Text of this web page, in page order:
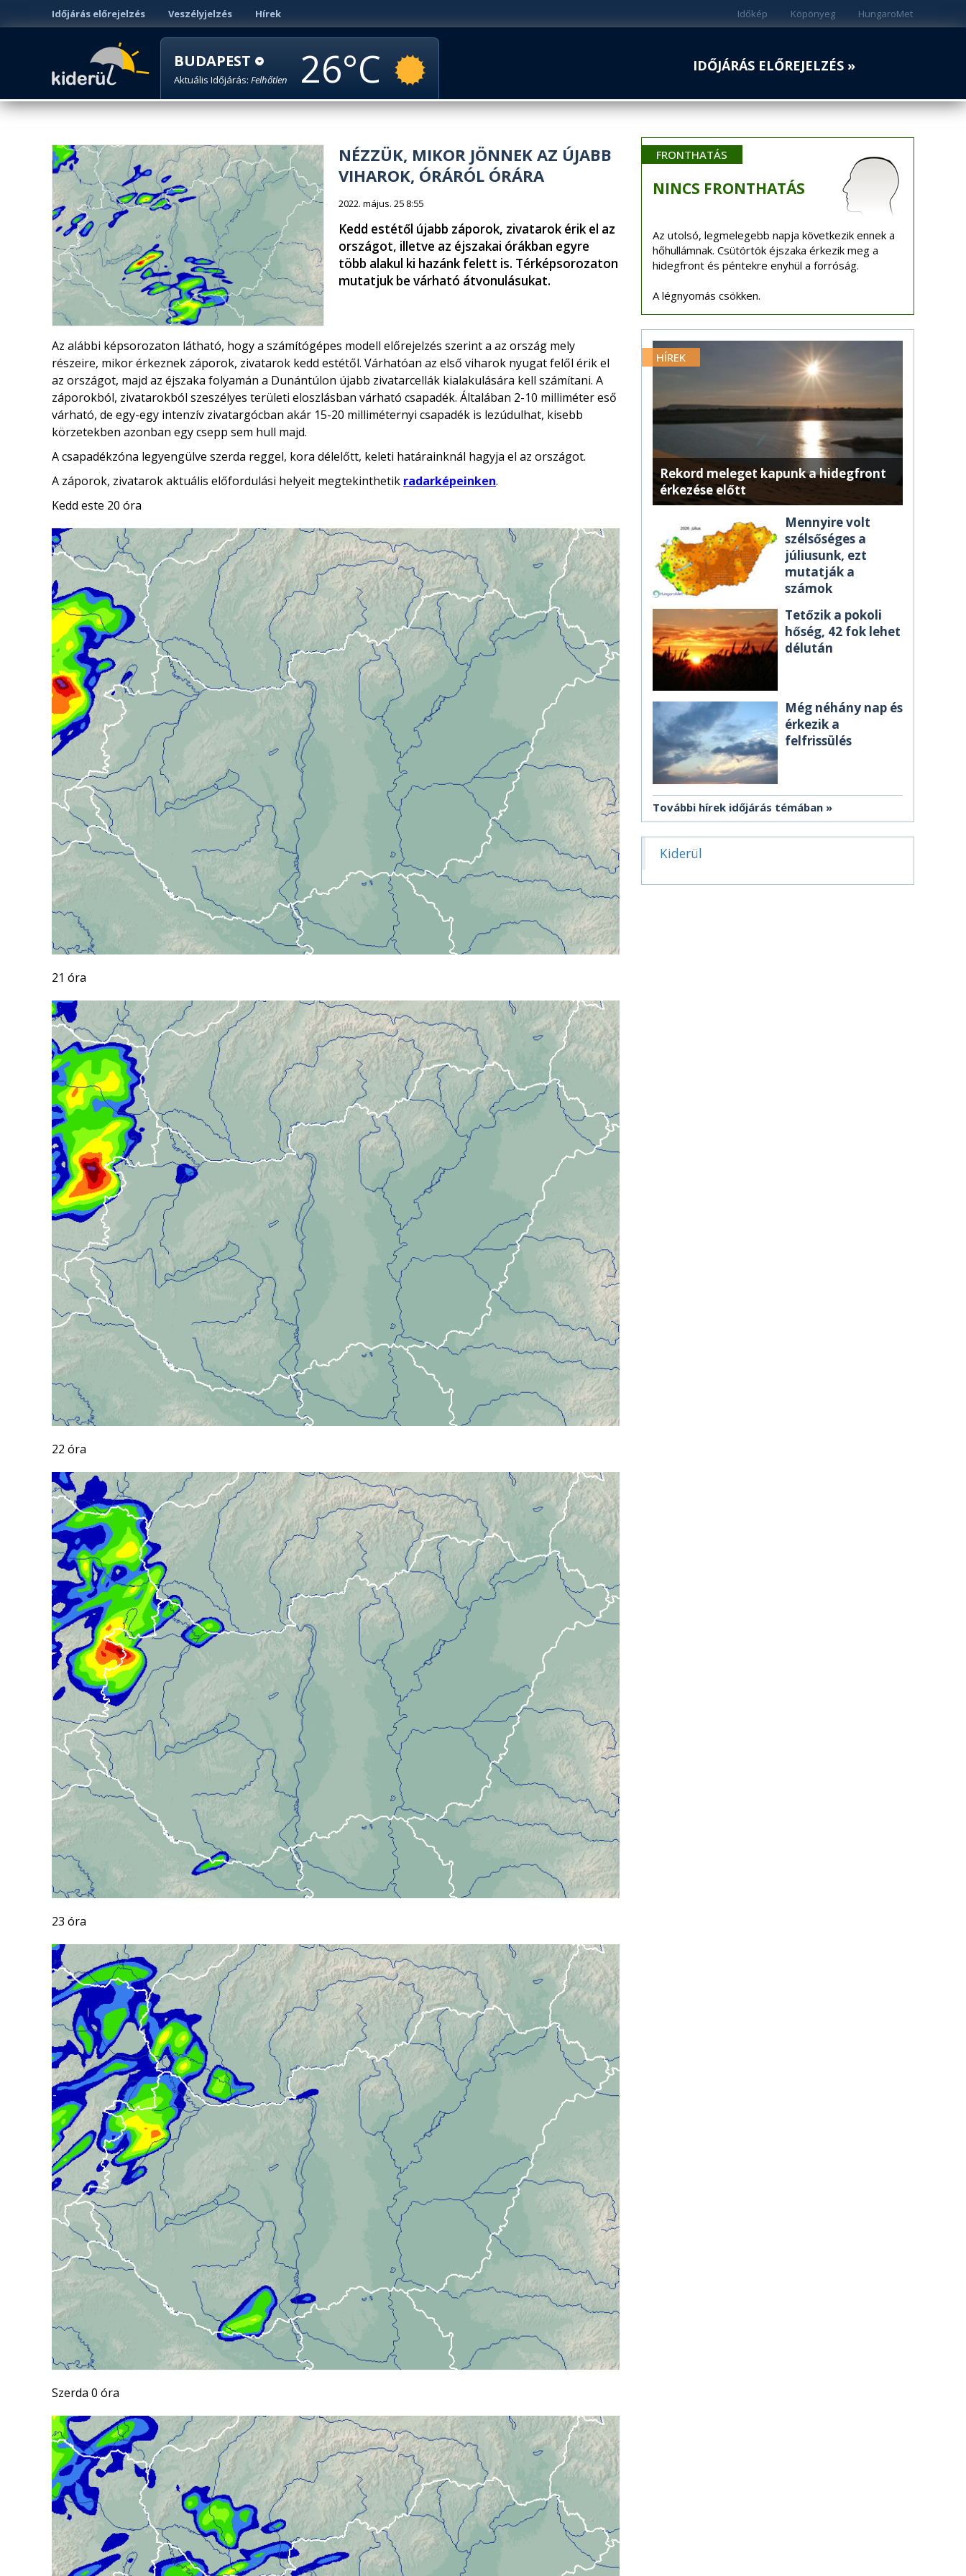
Időjárás előrejelzés Veszélyjelzés Hírek HungaroMet
Köpönyeg
Időkép
BUDAPEST
Aktuális Időjárás: Felhőtlen 26 IDŐJÁRÁS ELŐREJELZÉS »
NÉZZÜK, MIKOR JÖNNEK AZ ÚJABB
VIHAROK, ÓRÁRÓL ÓRÁRA
2022. május. 25 8:55
Kedd estétől újabb záporok, zivatarok érik el az
országot, illetve az éjszakai órákban egyre
több alakul ki hazánk felett is. Térképsorozaton
mutatjuk be várható átvonulásukat.
Az alábbi képsorozaton látható, hogy a számítógépes modell előrejelzés szerint a az ország mely
részeire, mikor érkeznek záporok, zivatarok kedd estétől. Várhatóan az első viharok nyugat felől érik el
az országot, majd az éjszaka folyamán a Dunántúlon újabb zivatarcellák kialakulására kell számítani. A
záporokból, zivatarokból szeszélyes területi eloszlásban várható csapadék. Általában 2-10 milliméter eső
várható, de egy-egy intenzív zivatargócban akár 15-20 milliméternyi csapadék is lezúdulhat, kisebb
körzetekben azonban egy csepp sem hull majd.
A csapadékzóna legyengülve szerda reggel, kora délelőtt, keleti határainknál hagyja el az országot.
A záporok, zivatarok aktuális előfordulási helyeit megtekinthetik radarképeinken.
Kedd este 20 óra
21 óra
22 óra
23 óra
Szerda 0 óra
FRONTHATÁS
NINCS FRONTHATÁS
Az utolsó, legmelegebb napja következik ennek a
hőhullámnak. Csütörtök éjszaka érkezik meg a
hidegfront és péntekre enyhül a forróság.
A légnyomás csökken.
HÍREK
Rekord meleget kapunk a hidegfront
érkezése előtt
Mennyire volt
szélsőséges a
júliusunk, ezt
mutatják a
számok
Tetőzik a pokoli
hőség, 42 fok lehet
délután
Még néhány nap és
érkezik a
felfrissülés
További hírek időjárás témában
Kiderül